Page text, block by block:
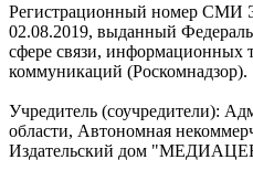
Регистрационный номер
02.08.2019, выданный
сфере связи, информационных
коммуникаций (Роскомнадзор).
Учредитель (соучредители):
области, Автономная
Издательский дом